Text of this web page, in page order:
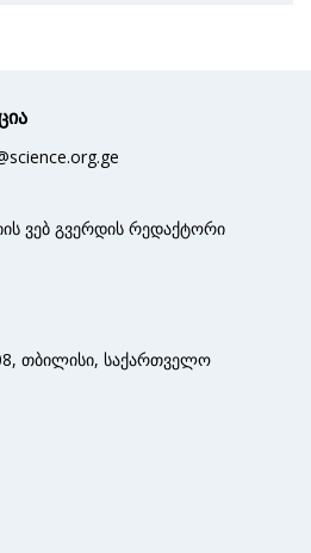
ვებ გვერდის რედაქტორი
თბილისი, საქართველო